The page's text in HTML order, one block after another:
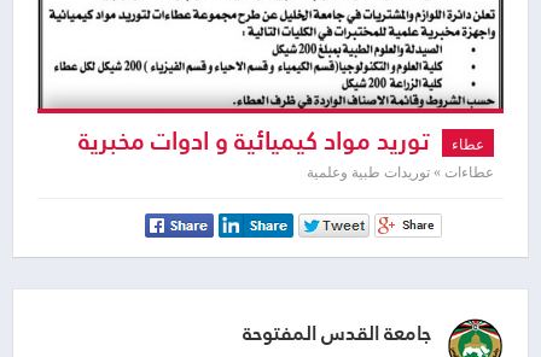
عطاء توريد مواد كيميائية و ادوات مخبرية
عطاءات » توريدات طبية وعلمية
جامعة القدس المفتوحة